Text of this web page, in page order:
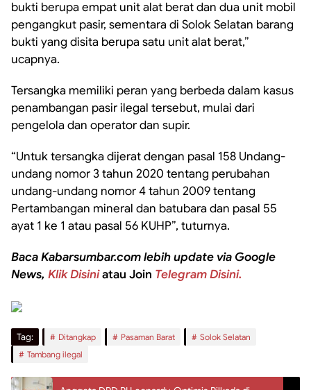
bukti berupa empat unit alat berat dan dua unit mobil
pengangkut pasir, sementara di Solok Selatan barang
bukti yang disita berupa satu unit alat berat,”
ucapnya.
Tersangka memiliki peran yang berbeda dalam kasus
penambangan pasir ilegal tersebut, mulai dari
pengelola dan operator dan supir.
“Untuk tersangka dijerat dengan pasal 158 Undang-
undang nomor 3 tahun 2020 tentang perubahan
undang-undang nomor 4 tahun 2009 tentang
Pertambangan mineral dan batubara dan pasal 55
ayat 1 ke 1 atau pasal 56 KUHP”, tuturnya.
Baca Kabarsumbar.com lebih update via Google
News, Klik Disiniatau Join Telegram Disini.
Tag: Ditangkap Pasaman Barat
Solok Selatan
Tambang ilegal